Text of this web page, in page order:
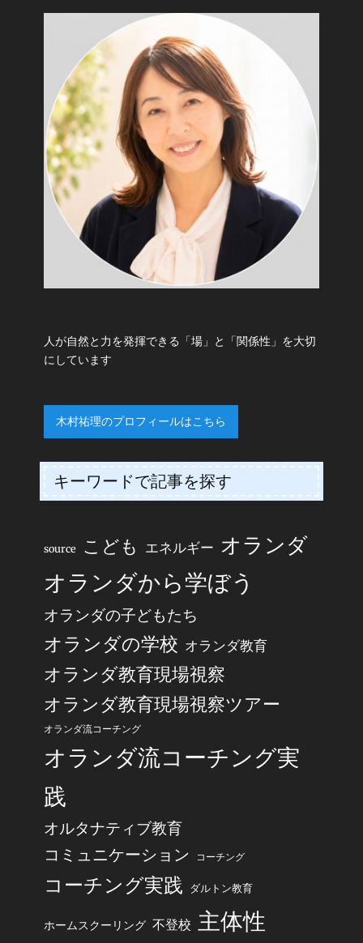
人が自然と力を発揮できる「場」と「関係性」を大切
にしています
木村祐理のプロフィールはこちら
キーワードで記事を探す
source こども エネルギー オランダ
オランダから学ぼう
オランダの子どもたち
オランダの学校 オランダ教育
オランダ教育現場視察
オランダ教育現場視察ツアー
オランダ流コーチング
オランダ流コーチング実
践
オルタナティブ教育
コミュニケーション コーチング
コーチング実践 ダルトン教育
ホームスクーリング 不登校 主体性